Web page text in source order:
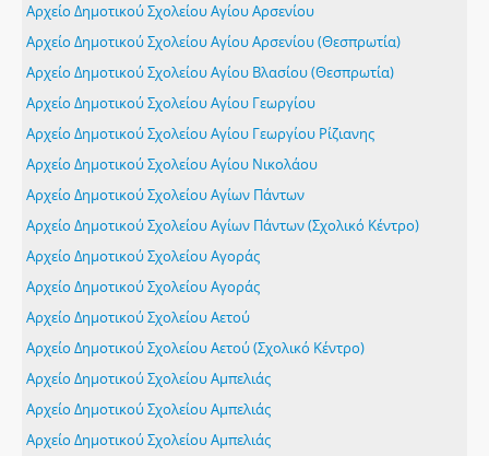
Αρχείο Δημοτικού Σχολείου Αγίου Αρσενίου
Αρχείο Δημοτικού Σχολείου Αγίου Αρσενίου (Θεσπρωτία)
Αρχείο Δημοτικού Σχολείου Αγίου Βλασίου (Θεσπρωτία)
Αρχείο Δημοτικού Σχολείου Αγίου Γεωργίου
Αρχείο Δημοτικού Σχολείου Αγίου Γεωργίου Ρίζιανης
Αρχείο Δημοτικού Σχολείου Αγίου Νικολάου
Αρχείο Δημοτικού Σχολείου Αγίων Πάντων
Αρχείο Δημοτικού Σχολείου Αγίων Πάντων (Σχολικό Κέντρο)
Αρχείο Δημοτικού Σχολείου Αγοράς
Αρχείο Δημοτικού Σχολείου Αγοράς
Αρχείο Δημοτικού Σχολείου Αετού
Αρχείο Δημοτικού Σχολείου Αετού (Σχολικό Κέντρο)
Αρχείο Δημοτικού Σχολείου Αμπελιάς
Αρχείο Δημοτικού Σχολείου Αμπελιάς
Αρχείο Δημοτικού Σχολείου Αμπελιάς